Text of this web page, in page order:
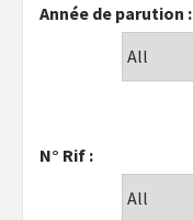
Année de parution :
N° Rif :